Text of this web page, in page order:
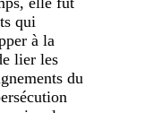
qui
à la
lier les
du